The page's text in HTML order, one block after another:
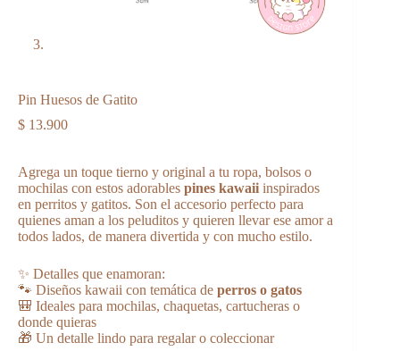
Pin Huesos de Gatito
$ 13.900
Agrega un toque tierno y original a tu ropa, bolsos o
mochilas con estos adorables pines kawaii inspirados
en perritos y gatitos. Son el accesorio perfecto para
quienes aman a los peluditos y quieren llevar ese amor a
todos lados, de manera divertida y con mucho estilo.
✨ Detalles que enamoran:
🐾 Diseños kawaii con temática de perros o gatos
🎒 Ideales para mochilas, chaquetas, cartucheras o
donde quieras
🎁 Un detalle lindo para regalar o coleccionar